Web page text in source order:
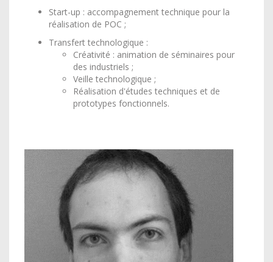
Start-up : accompagnement technique pour la
réalisation de POC ;
Transfert technologique :
Créativité : animation de séminaires pour
des industriels ;
Veille technologique ;
Réalisation d'études techniques et de
prototypes fonctionnels.